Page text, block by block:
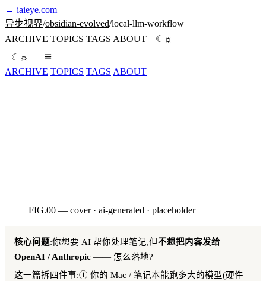
← iaieye.com
异步视界/obsidian-evolved/local-llm-workflow
ARCHIVE TOPICS TAGS ABOUT ☾ ☼
☾ ☼
ARCHIVE TOPICS TAGS ABOUT
FIG.00 — cover · ai-generated · placeholder
核心问题:你想要 AI 帮你处理笔记,但不想把内容发给
OpenAI / Anthropic —— 怎么落地?
这一篇拆四件事:① 你的 Mac / 笔记本能跑多大的模型(硬件